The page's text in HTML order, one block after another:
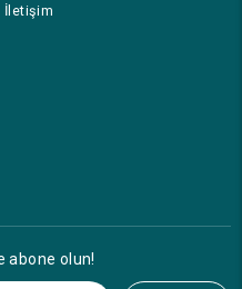
İletişim
abone olun!